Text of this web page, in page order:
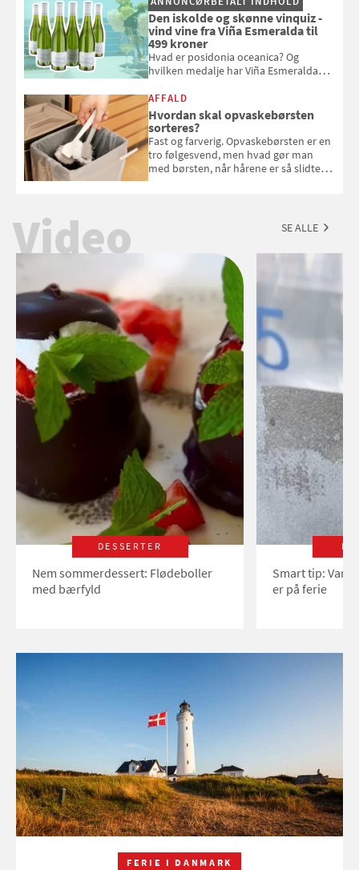
Samvirke har samlet 9 gode opskrifter
med det oversete sommerbær
Den iskolde og skønne vinquiz -
vind vine fra Viña Esmeralda til
499 kroner
Hvad er posidonia oceanica? Og
hvilken medalje har Viña Esmeralda
med i Samvirkes skønne vinquiz, hvor
du kan vinde 6 flasker vin fra Viña
Esmeralda. Konkurrencen slutter 1.
september 2026.
AFFALD
Hvordan skal opvaskebørsten
sorteres?
Fast og farverig. Opvaskebørsten er en
tro følgesvend, men hvad gør man
med børsten, når hårene er så slidte,
opvaskebørster skal sorteres
Video SE ALLE
DESSERTER
Nem sommerdessert: Flødeboller
med bærfyld
Smart tip:
er på ferie
FERIE I DANMARK